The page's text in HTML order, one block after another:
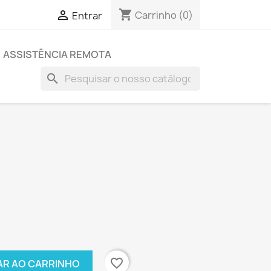
 Entrar shopping_cart Carrinho (0)
ASSISTÊNCIA REMOTA
search
AO CARRINHO favorite_border